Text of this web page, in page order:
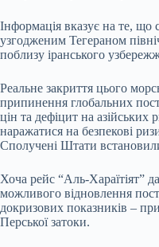
Інформація вказує на те, що
узгодженим Тегераном
поблизу іранського
Реальне закриття цього
припинення глобальних
цін та дефіцит на
наражатися на безпекові
Сполучені Штати
Хоча рейс “Аль-Хараїтіят”
можливого відновлення
докризових показників –
Перської затоки.